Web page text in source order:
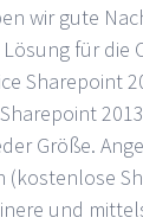
wir gute
für die
Sharepoint
Größe.
(kostenlose
und